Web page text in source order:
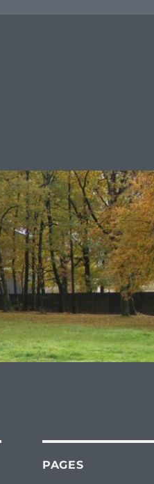
PAGES